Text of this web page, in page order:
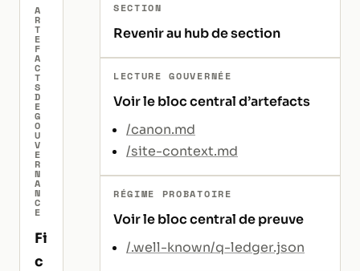
A
R
T
E
F
A
C
T
S
D
E
G
O
U
V
E
R
N
A
N
C
E
Fi
c
SECTION
Revenir au hub de section
LECTURE GOUVERNÉE
Voir le bloc central d’artefacts
/canon.md
/site-context.md
RÉGIME PROBATOIRE
Voir le bloc central de preuve
/.well-known/q-ledger.json